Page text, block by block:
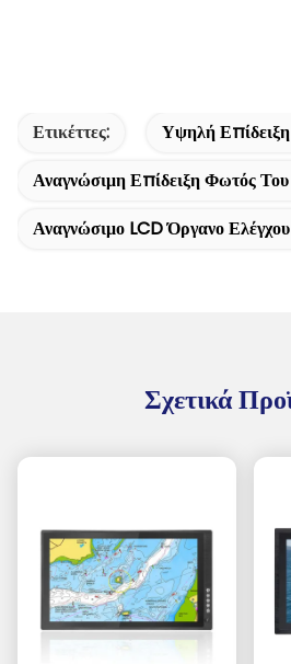
Ετικέττες:
Υψηλή
Αναγνώσιμη Επίδειξη Φωτός
Αναγνώσιμο LCD Όργανο
Σχετικά